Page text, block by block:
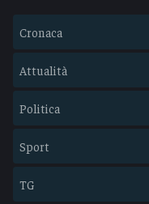
Cronaca
Attualità
Politica
Sport
TG